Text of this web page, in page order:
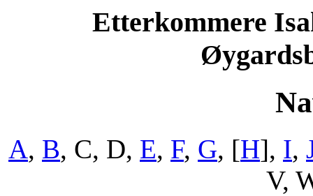
Etterkommere
A, B, C, D, E, F, G, [H], I,
V,